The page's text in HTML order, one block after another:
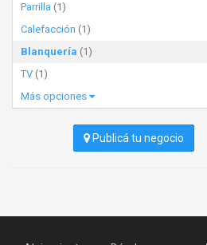
Parrilla (1)
Calefacción (1)
Blanquería (1)
TV (1)
Más opciones
Publicá tu negocio